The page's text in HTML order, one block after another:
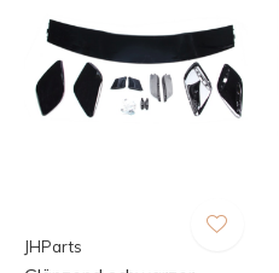
JHParts